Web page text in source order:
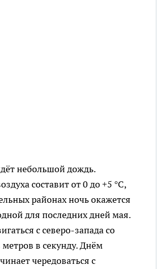
небольшой дождь.
составит от 0 до +5 °C,
районах ночь окажется
для последних дней мая.
с северо-запада со
метров в секунду. Днём
чередоваться с